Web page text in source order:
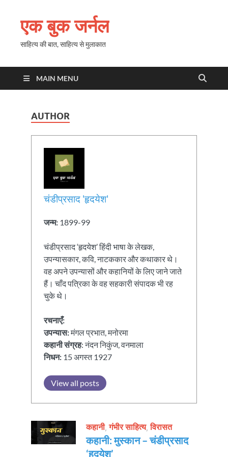
एक बुक जर्नल
साहित्य की बात, साहित्य से मुलाकात
MAIN MENU
AUTHOR
चंडीप्रसाद 'हृदयेश'
जन्म:1899-99
चंडीप्रसाद ‘हृदयेश’ हिंदी भाषा के लेखक,
उपन्यासकार, कवि, नाटककार और कथाकार थे।
वह अपने उपन्यासों और कहानियों के लिए जाने जाते
हैं। चाँद पत्रिका के वह सहकारी संपादक भी रह
चुके थे।
रचनाएँ:
उपन्यास:मंगल प्रभात, मनोरमा
कहानी संग्रह: नंदन निकुंज, वनमाला
निधन:15 अगस्त 1927
View all posts
कहानी,गंभीर साहित्य,विरासत
कहानी: मुस्कान – चंडीप्रसाद
‘हदयेश’